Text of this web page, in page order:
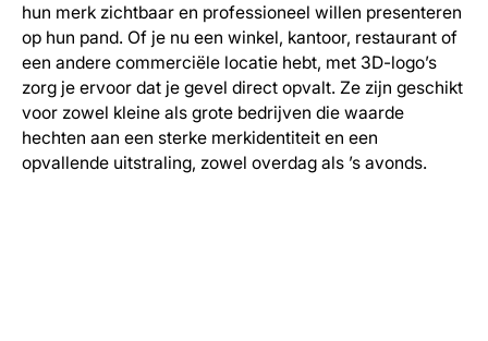
hun merk zichtbaar en professioneel willen presenteren
op hun pand. Of je nu een winkel, kantoor, restaurant of
een andere commerciële locatie hebt, met 3D-logo’s
zorg je ervoor dat je gevel direct opvalt. Ze zijn geschikt
voor zowel kleine als grote bedrijven die waarde
hechten aan een sterke merkidentiteit en een
opvallende uitstraling, zowel overdag als ’s avonds.